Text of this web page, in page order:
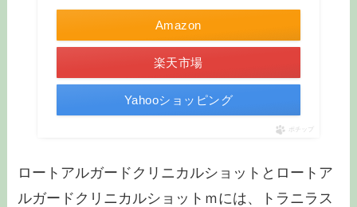
Amazon
楽天市場
Yahooショッピング
ポチップ
ロートアルガードクリニカルショットとロートア
ルガードクリニカルショットｍには、トラニラス